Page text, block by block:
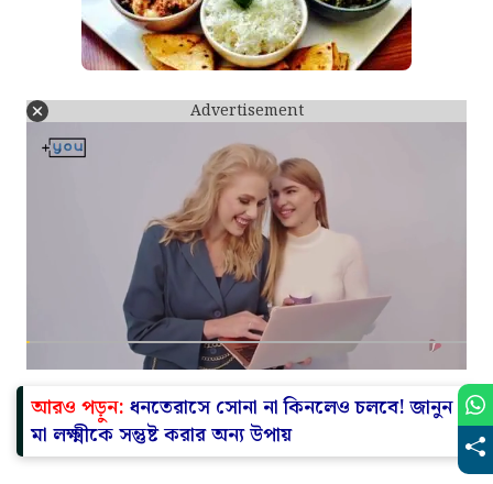
Advertisement
আরও পড়ুন: ধনতেরাসে সোনা না কিনলেও চলবে! জানুন
মা লক্ষ্মীকে সন্তুষ্ট করার অন্য উপায়